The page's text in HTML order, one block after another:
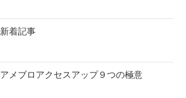
新着記事
アメブロアクセスアップ９つの極意